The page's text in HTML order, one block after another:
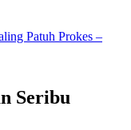
Patuh Prokes –
Seribu